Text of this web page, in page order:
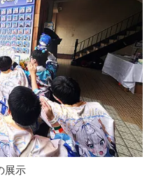
展示